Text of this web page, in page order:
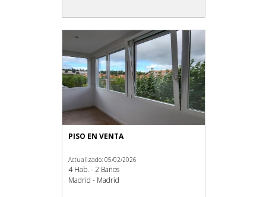
PISO EN VENTA
Actualizado: 05/02/2026
4 Hab. - 2 Baños
Madrid - Madrid